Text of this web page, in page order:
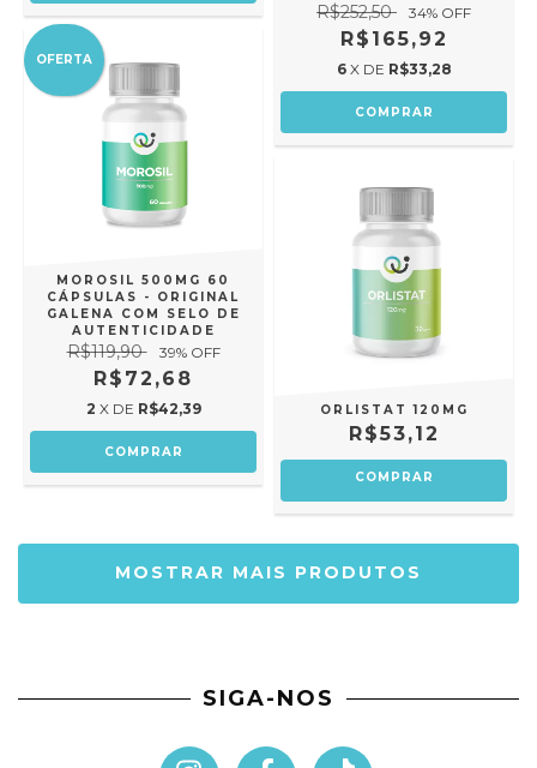
R$252,50 34% OFF
R$165,92
6 X DE R$33,28
OFERTA
MOROSIL 500MG 60
CÁPSULAS - ORIGINAL
GALENA COM SELO DE
AUTENTICIDADE
R$119,90 39% OFF
R$72,68
2 X DE R$42,39 ORLISTAT 120MG
R$53,12
COMPRAR
MOSTRAR MAIS PRODUTOS
SIGA-NOS